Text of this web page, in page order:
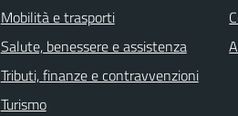
Mobilità e trasporti
Salute, benessere e assistenza
Tributi, finanze e contravvenzioni
Turismo